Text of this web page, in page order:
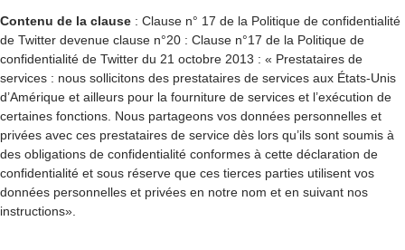
Contenu de la clause : Clause n° 17 de la Politique de confidentialité
de Twitter devenue clause n°20 : Clause n°17 de la Politique de
confidentialité de Twitter du 21 octobre 2013 : « Prestataires de
services : nous sollicitons des prestataires de services aux États-Unis
d’Amérique et ailleurs pour la fourniture de services et l’exécution de
certaines fonctions. Nous partageons vos données personnelles et
privées avec ces prestataires de service dès lors qu’ils sont soumis à
des obligations de confidentialité conformes à cette déclaration de
confidentialité et sous réserve que ces tierces parties utilisent vos
données personnelles et privées en notre nom et en suivant nos
instructions».